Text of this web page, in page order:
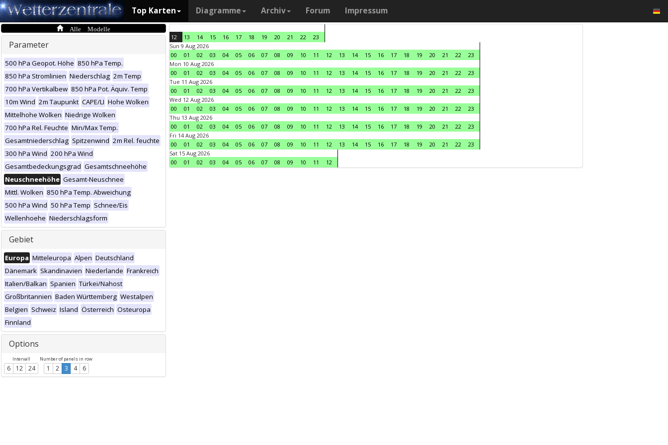
Top Karten Diagramme Archiv Forum Impressum
Alle Modelle
Parameter
500 hPa Geopot. Höhe 850 hPa Temp.
850 hPa Stromlinien Niederschlag 2m Temp
700 hPa Vertikalbew 850 hPa Pot. Äquiv. Temp
10m Wind 2m Taupunkt CAPE/LI Hohe Wolken
Mittelhohe Wolken Niedrige Wolken
700 hPa Rel. Feuchte Min/Max Temp.
Gesamtniederschlag Spitzenwind 2m Rel. feuchte
300 hPa Wind 200 hPa Wind
Gesamtbedeckungsgrad Gesamtschneehöhe
Neuschneehöhe Gesamt-Neuschnee
Mittl. Wolken 850 hPa Temp. Abweichung
500 hPa Wind 50 hPa Temp Schnee/Eis
Wellenhoehe Niederschlagsform
Gebiet
Europa Mitteleuropa Alpen Deutschland
Dänemark Skandinavien Niederlande Frankreich
Italien/Balkan Spanien Türkei/Nahost
Großbritannien Baden Württemberg Westalpen
Belgien Schweiz Island Österreich Osteuropa
Finnland
Options
Intervall
6 12 24
Number of panels in row
1 2 3 4 6
12 13 14 15 16 17 18 19 20 21 22
23
Sun 9 Aug 2026
00
01 02 03 04 05 06 07 08 09 10 11 12 13 14 15 16 17 18 19 20 21 22
23
Mon 10 Aug 2026
00
01 02 03 04 05 06 07 08 09 10 11 12 13 14 15 16 17 18 19 20 21 22
23
Tue 11 Aug 2026
00
01 02 03 04 05 06 07 08 09 10 11 12 13 14 15 16 17 18 19 20 21 22
23
Wed 12 Aug 2026
00
01 02 03 04 05 06 07 08 09 10 11 12 13 14 15 16 17 18 19 20 21 22
23
Thu 13 Aug 2026
00
01 02 03 04 05 06 07 08 09 10 11 12 13 14 15 16 17 18 19 20 21 22
23
Fri 14 Aug 2026
00
01 02 03 04 05 06 07 08 09 10 11 12 13 14 15 16 17 18 19 20 21 22
23
Sat 15 Aug 2026
00
01 02 03 04 05 06 07 08 09 10 11 12